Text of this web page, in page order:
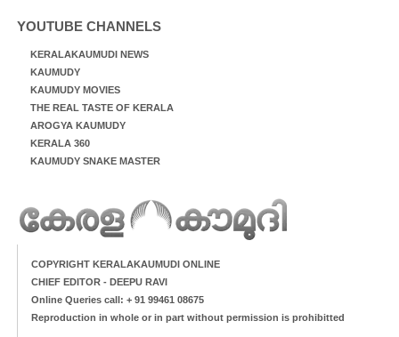
YOUTUBE CHANNELS
KERALAKAUMUDI NEWS
KAUMUDY
KAUMUDY MOVIES
THE REAL TASTE OF KERALA
AROGYA KAUMUDY
KERALA 360
KAUMUDY SNAKE MASTER
COPYRIGHT KERALAKAUMUDI ONLINE
CHIEF EDITOR - DEEPU RAVI
Online Queries call: + 91 99461 08675
Reproduction in whole or in part without permission is prohibitted